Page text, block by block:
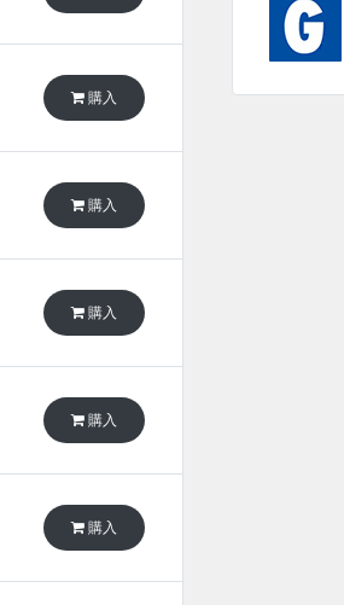
購入
購入
購入
購入
購入